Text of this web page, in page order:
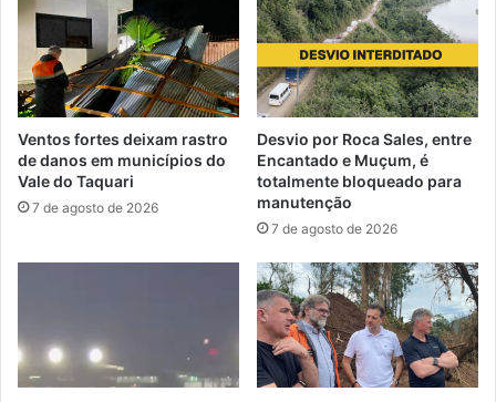
Ventos fortes deixam rastro
de danos em municípios do
Vale do Taquari
7 de agosto de 2026
Desvio por Roca Sales, entre
Encantado e Muçum, é
totalmente bloqueado para
manutenção
7 de agosto de 2026